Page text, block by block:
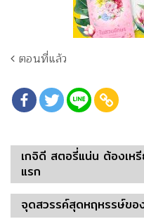
ตอนที่แล้ว
เกจิดี สตอรี่แน่น ต้องเห
แรก
จุดสวรรค์สุดหฤหรรษ์ขอ